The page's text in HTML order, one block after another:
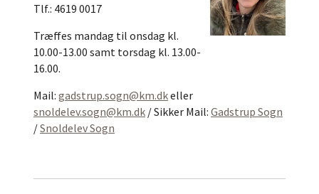
Tlf.: 4619 0017
Træffes mandag til onsdag kl.
10.00-13.00 samt torsdag kl. 13.00-
16.00.
Mail: gadstrup.sogn@km.dkeller
snoldelev.sogn@km.dk / Sikker Mail: Gadstrup Sogn
/Snoldelev Sogn